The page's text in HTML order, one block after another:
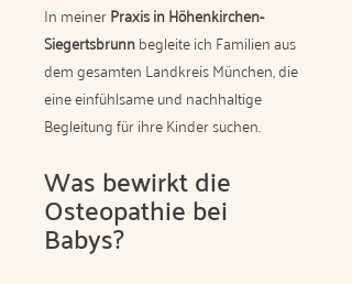
In meinerPraxis in Höhenkirchen-
Siegertsbrunnbegleite ich Familien aus
dem gesamten Landkreis München, die
eine einfühlsame und nachhaltige
Begleitung für ihre Kinder suchen.
Was bewirkt die
Osteopathie bei
Babys?